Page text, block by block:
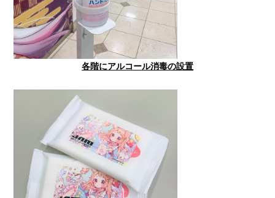
各階にアルコール消毒の設置